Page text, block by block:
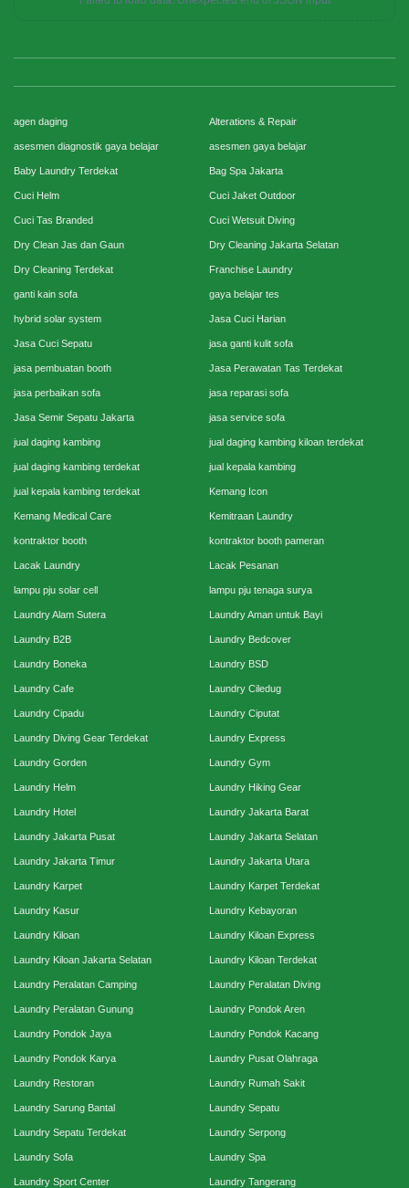
agen daging Alterations & Repair
asesmen diagnostik gaya belajar asesmen gaya belajar
Baby Laundry Terdekat Bag Spa Jakarta
Cuci Helm Cuci Jaket Outdoor
Cuci Tas Branded Cuci Wetsuit Diving
Dry Clean Jas dan Gaun Dry Cleaning Jakarta Selatan
Dry Cleaning Terdekat Franchise Laundry
ganti kain sofa gaya belajar tes
hybrid solar system Jasa Cuci Harian
Jasa Cuci Sepatu jasa ganti kulit sofa
jasa pembuatan booth Jasa Perawatan Tas Terdekat
jasa perbaikan sofa jasa reparasi sofa
Jasa Semir Sepatu Jakarta jasa service sofa
jual daging kambing jual daging kambing kiloan terdekat
jual daging kambing terdekat jual kepala kambing
jual kepala kambing terdekat Kemang Icon
Kemang Medical Care Kemitraan Laundry
kontraktor booth kontraktor booth pameran
Lacak Laundry Lacak Pesanan
lampu pju solar cell lampu pju tenaga surya
Laundry Alam Sutera Laundry Aman untuk Bayi
Laundry B2B Laundry Bedcover
Laundry Boneka Laundry BSD
Laundry Cafe Laundry Ciledug
Laundry Cipadu Laundry Ciputat
Laundry Diving Gear Terdekat Laundry Express
Laundry Gorden Laundry Gym
Laundry Helm Laundry Hiking Gear
Laundry Hotel Laundry Jakarta Barat
Laundry Jakarta Pusat Laundry Jakarta Selatan
Laundry Jakarta Timur Laundry Jakarta Utara
Laundry Karpet Laundry Karpet Terdekat
Laundry Kasur Laundry Kebayoran
Laundry Kiloan Laundry Kiloan Express
Laundry Kiloan Jakarta Selatan Laundry Kiloan Terdekat
Laundry Peralatan Camping Laundry Peralatan Diving
Laundry Peralatan Gunung Laundry Pondok Aren
Laundry Pondok Jaya Laundry Pondok Kacang
Laundry Pondok Karya Laundry Pusat Olahraga
Laundry Restoran Laundry Rumah Sakit
Laundry Sarung Bantal Laundry Sepatu
Laundry Sepatu Terdekat Laundry Serpong
Laundry Sofa Laundry Spa
Laundry Sport Center Laundry Tangerang